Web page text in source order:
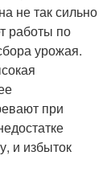
не так сильно
работы по
урожая.
при
и избыток